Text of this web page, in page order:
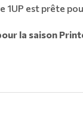
1UP est prête
la saison